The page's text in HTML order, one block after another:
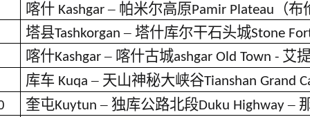
喀什Kashgar– 帕米尔高原 Pamir Plateau
（
塔县Tashkorgan– 塔什库尔干石头城Stone
喀什Kashgar– 喀什古城ashgar Old Town - 艾
库车 Kuqa– 天山神秘大峡谷Tianshan Grand
奎屯Kuytun– 独库公路北段Duku Highway–